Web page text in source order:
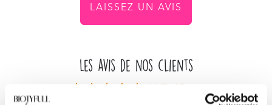
LAISSEZ UN AVIS
Les avis de nos clients